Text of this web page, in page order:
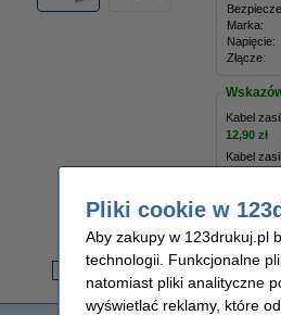
Marka:
Napięcie:
Złącze:
Kabel
12,90 zł
Kabel
39,00 zł
31,71 zł bez
Pliki cookie w
Aby zakupy w 123drukuj.pl
technologii. Funkcjonalne
natomiast pliki analityczne
wyświetlać reklamy, które